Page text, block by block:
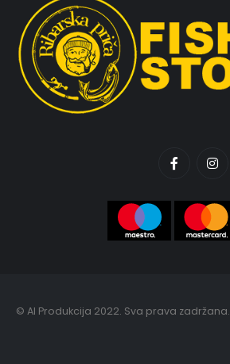
© AI Produkcija 2022. Sva prava zadržana.